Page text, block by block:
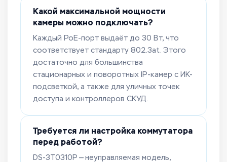
Какой максимальной мощности
камеры можно подключать?
Каждый PoE-порт выдаёт до 30 Вт, что
соответствует стандарту 802.3at. Этого
достаточно для большинства
стационарных и поворотных IP-камер с ИК-
подсветкой, а также для уличных точек
доступа и контроллеров СКУД.
Требуется ли настройка коммутатора
перед работой?
DS-3T0310P — неуправляемая модель,